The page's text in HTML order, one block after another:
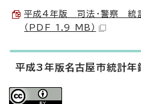
平成4年版 司法・警察 統
（PDF 1.9 MB）
平成3年版名古屋市統計年